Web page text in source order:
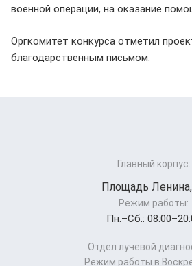
военной операции, на оказание
Оргкомитет конкурса отметил
благодарственным письмом.
Главный корпус:
Площадь
Режим работы:
Пн.–Cб.:
Отдел лучевой
Режим работы в